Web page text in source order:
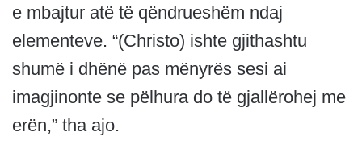
e mbajtur atë të qëndrueshëm ndaj
elementeve. “(Christo) ishte gjithashtu
shumë i dhënë pas mënyrës sesi ai
imagjinonte se pëlhura do të gjallërohej me
erën,” tha ajo.